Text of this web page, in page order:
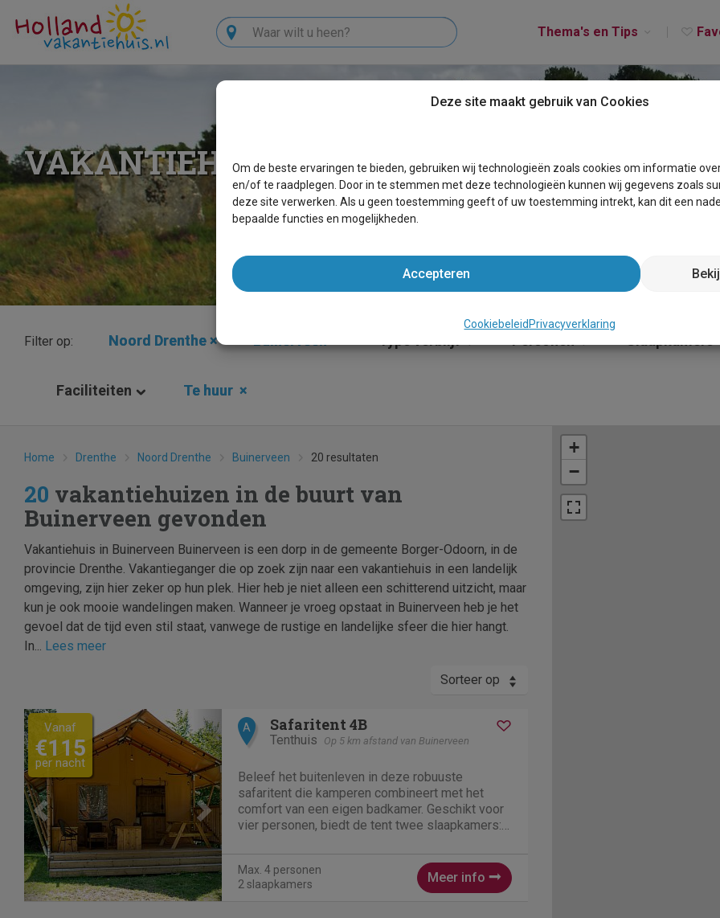
Thema's en Tips
Zoeken
VAKANTIEHUIZEN BUINERVEEN
Filter op: Noord Drenthe×
Faciliteiten Te huur ×
Home Drenthe Noord Drenthe Buinerveen 20 resultaten
20 vakantiehuizen in de buurt van
Buinerveen gevonden
Vakantiehuis in Buinerveen Buinerveen is een dorp in de gemeente Borger-Odoorn, in de
provincie Drenthe. Vakantieganger die op zoek zijn naar een vakantiehuis in een landelijk
omgeving, zijn hier zeker op hun plek. Hier heb je niet alleen een schitterend uitzicht, maar
kun je ook mooie wandelingen maken. Wanneer je vroeg opstaat in Buinerveen heb je het
gevoel dat de tijd even stil staat, vanwege de rustige en landelijke sfeer die hier hangt.
In... Lees meer
Sorteer op
Previous Next
Vanaf
€115
per nacht
A Safaritent 4B
Tenthuis Op 5 km afstand van Buinerveen
Beleef het buitenleven in deze robuuste
safaritent die kamperen combineert met het
comfort van een eigen badkamer. Geschikt voor
vier personen, biedt de tent twee slaapkamers:
dekbedden. Binnen is een knusse zithoek met
tv...
Max. 4 personen
2 slaapkamers
Meer info
+
−
Deze site maakt gebruik van Cookies
Om de beste ervaringen te bieden, gebruiken wij technologieën zoals cookies om informatie
en/of te raadplegen. Door in te stemmen met deze technologieën kunnen wij gegevens zoals
deze site verwerken. Als u geen toestemming geeft of uw toestemming intrekt, kan dit een
bepaalde functies en mogelijkheden.
Accepteren
Cookiebeleid Privacyverklaring